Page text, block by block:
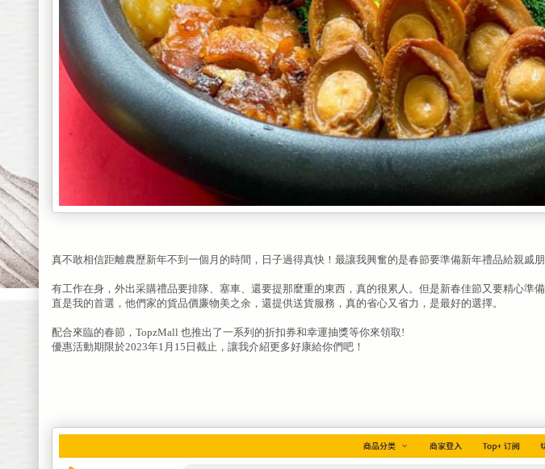
真不敢相信距離農歷新年不到一個月的時間，日子過得真快！最讓我興奮的是春節要準備新年禮品給親戚朋
有工作在身，外出采購禮品要排隊、塞車、還要提那麼重的東西，真的很累人。但是新春佳節又要精心準
直是我的首選，他們家的貨品價廉物美之余，還提供送貨服務，真的省心又省力，是最好的選擇。
配合來臨的春節，TopzMall 也推出了一系列的折扣券和幸運抽獎等你來領取!
優惠活動期限於2023年1月15日截止，讓我介紹更多好康給你們吧！